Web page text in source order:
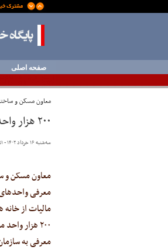
صفحه اصلی
معاون مسکن و
۲۰۰ هزار واحد خالی شناسایی شده در فرآیند معرفی به سازمان امور مالیاتی قرار گرفت
سه‌شنبه ۱۶ خرداد ۱۴۰۲ - ۱۵:۵۱
معاون مسکن و
معرفی
مالیات از
۲۰۰ هزار
معرفی به